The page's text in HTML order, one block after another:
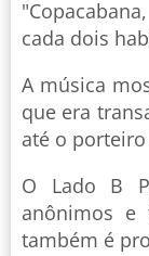
cada dois
A música
que era
até o
O Lado B
anônimos e
também é